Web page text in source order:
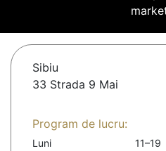
Sibiu
33 Strada 9 Mai
Program de lucru:
Luni
11–19